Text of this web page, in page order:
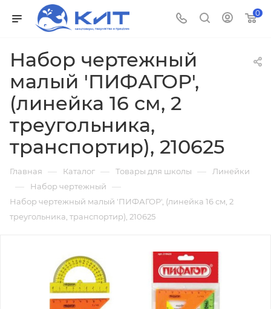
0
Набор чертежный
малый 'ПИФАГОР',
(линейка 16 см, 2
треугольника,
транспортир), 210625
Главная — Каталог — Товары для школы — Линейки
— Набор чертежный —
Набор чертежный малый 'ПИФАГОР', (линейка 16 см, 2
треугольника, транспортир), 210625